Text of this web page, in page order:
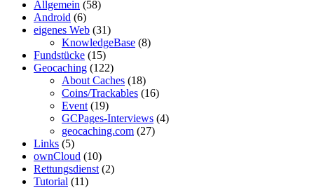
Allgemein (58)
Android (6)
eigenes Web (31)
KnowledgeBase (8)
Fundstücke (15)
Geocaching (122)
About Caches (18)
Coins/Trackables (16)
Event (19)
GCPages-Interviews (4)
geocaching.com (27)
Links (5)
ownCloud (10)
Rettungsdienst (2)
Tutorial (11)